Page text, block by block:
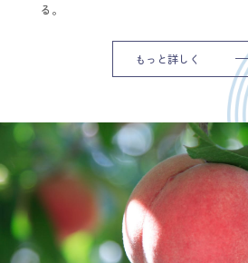
る。
もっと詳しく